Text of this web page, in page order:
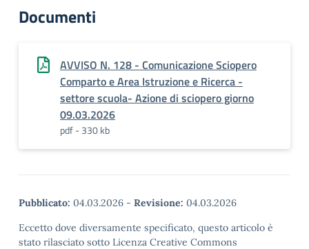
Documenti
AVVISO N. 128 - Comunicazione Sciopero
Comparto e Area Istruzione e Ricerca -
settore scuola- Azione di sciopero giorno
09.03.2026
pdf - 330 kb
Pubblicato: 04.03.2026 - Revisione: 04.03.2026
Eccetto dove diversamente specificato, questo articolo è
stato rilasciato sotto Licenza Creative Commons